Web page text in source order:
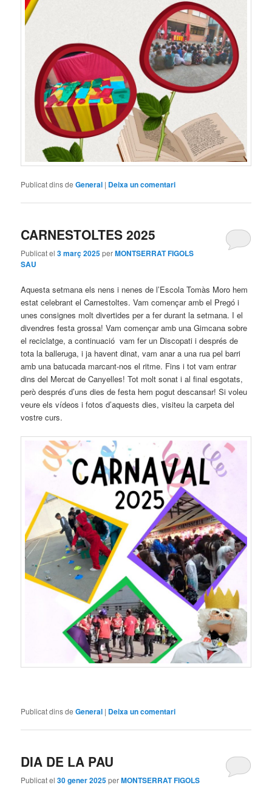
Publicat dins de General | Deixa un comentari
CARNESTOLTES 2025
Publicat el3 març 2025perMONTSERRAT FIGOLS
SAU
Aquesta setmana els nens i nenes de l’Escola Tomàs Moro hem
estat celebrant el Carnestoltes. Vam començar amb el Pregó i
unes consignes molt divertides per a fer durant la setmana. I el
divendres festa grossa! Vam començar amb una Gimcana sobre
el reciclatge, a continuació vam fer un Discopati i després de
tota la balleruga, i ja havent dinat, vam anar a una rua pel barri
amb una batucada marcant-nos el ritme. Fins i tot vam entrar
dins del Mercat de Canyelles! Tot molt sonat i al final esgotats,
però després d’uns dies de festa hem pogut descansar! Si voleu
veure els vídeos i fotos d’aquests dies, visiteu la carpeta del
vostre curs.
Publicat dins de General | Deixa un comentari
DIA DE LA PAU
Publicat el30 gener 2025perMONTSERRAT FIGOLS